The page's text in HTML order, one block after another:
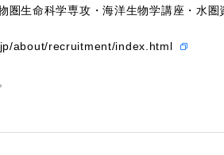
圏生命科学専攻・海洋生物学講座・水
about/recruitment/index.html